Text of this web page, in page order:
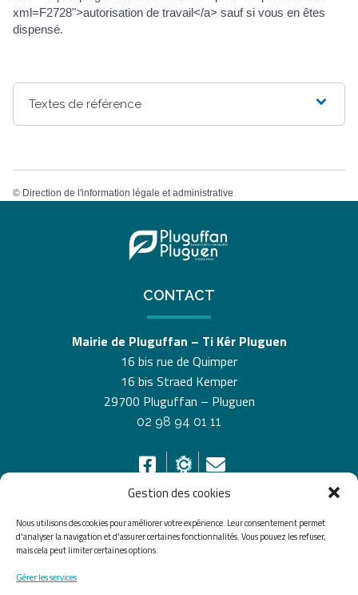
Gestion des cookies
Nous utilisons des cookies pour améliorer votre expérience. Leur consentement permet
d'analyser la navigation et d'assurer certaines fonctionnalités. Vous pouvez les refuser,
mais cela peut limiter certaines options.
Gérer les services
xml=F2728">autorisation de travail</a> sauf si vous en êtes
dispensé.
Textes de référence
© Direction de l'information légale et administrative
CONTACT
Mairie de Pluguffan – Ti Kêr Pluguen
16 bis rue de Quimper
16 bis Straed Kemper
29700 Pluguffan – Pluguen
02 98 94 01 11
HORAIRES D’OUVERTURE
Du lundi au vendredi de 8h30 à 12h30 et de 13h30 à